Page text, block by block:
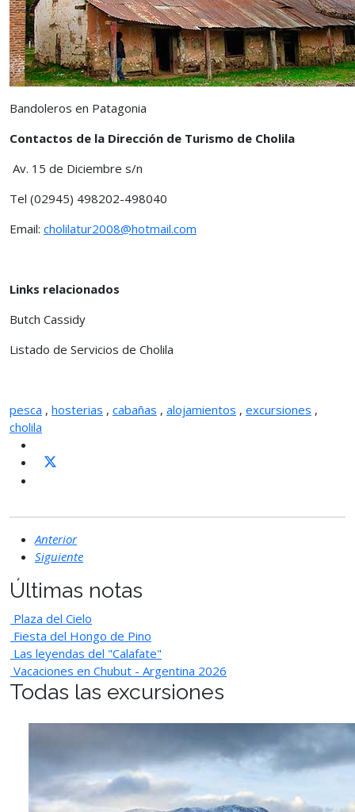
Bandoleros en Patagonia
Contactos de la Dirección de Turismo de Cholila
Av. 15 de Diciembre s/n
Tel (02945) 498202-498040
Email: cholilatur2008@hotmail.com
Links relacionados
Butch Cassidy
Listado de Servicios de Cholila
pesca , hosterias , cabañas , alojamientos , excursiones ,
cholila
Anterior
Siguiente
Últimas notas
Plaza del Cielo
Fiesta del Hongo de Pino
Las leyendas del "Calafate"
Vacaciones en Chubut - Argentina 2026
Todas las excursiones